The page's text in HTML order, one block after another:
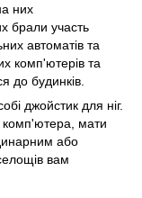
них
брали участь
автоматів та
комп'ютерів та
до будинків.
джойстик для ніг.
комп'ютера, мати
або
вам